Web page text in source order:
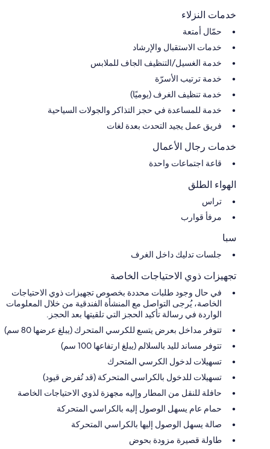
خدمات النزلاء
حمّال أمتعة
خدمات الاستقبال والإرشاد
خدمة الغسيل/التنظيف الجاف للملابس
خدمة ترتيب الأسرّة
خدمة تنظيف الغرف (يوميًا)
خدمة للمساعدة في حجز التذاكر والجولات السياحية
فريق عمل يجيد التحدث بعدة لغات
خدمات رجال الأعمال
قاعة اجتماعات واحدة
الهواء الطلق
تراس
مرفأ قوارب
سبا
جلسات تدليك داخل الغرف
تجهيزات ذوي الاحتياجات الخاصة
في حال وجود طلبات محددة بخصوص تجهيزات ذوي الاحتياجات
الخاصة، يُرجى التواصل مع المنشأة الفندقية من خلال المعلومات
الواردة في رسالة تأكيد الحجز التي تلقيتها بعد الحجز.
تتوفر مداخل بعرض يتسع للكرسي المتحرك (يبلغ عرضها 80 سم)
تتوفر مساند لليد بالسلالم (يبلغ ارتفاعها 100 سم)
تسهيلات لدخول الكرسي المتحرك
تسهيلات للدخول بالكراسي المتحركة (قد تُفرض قيود)
حافلة للنقل من المطار وإليه مجهزة لذوي الاحتياجات الخاصة
حمام عام يسهل الوصول إليه بالكراسي المتحركة
صالة يسهل الوصول إليها بالكراسي المتحركة
طاولة قصيرة مزودة بحوض